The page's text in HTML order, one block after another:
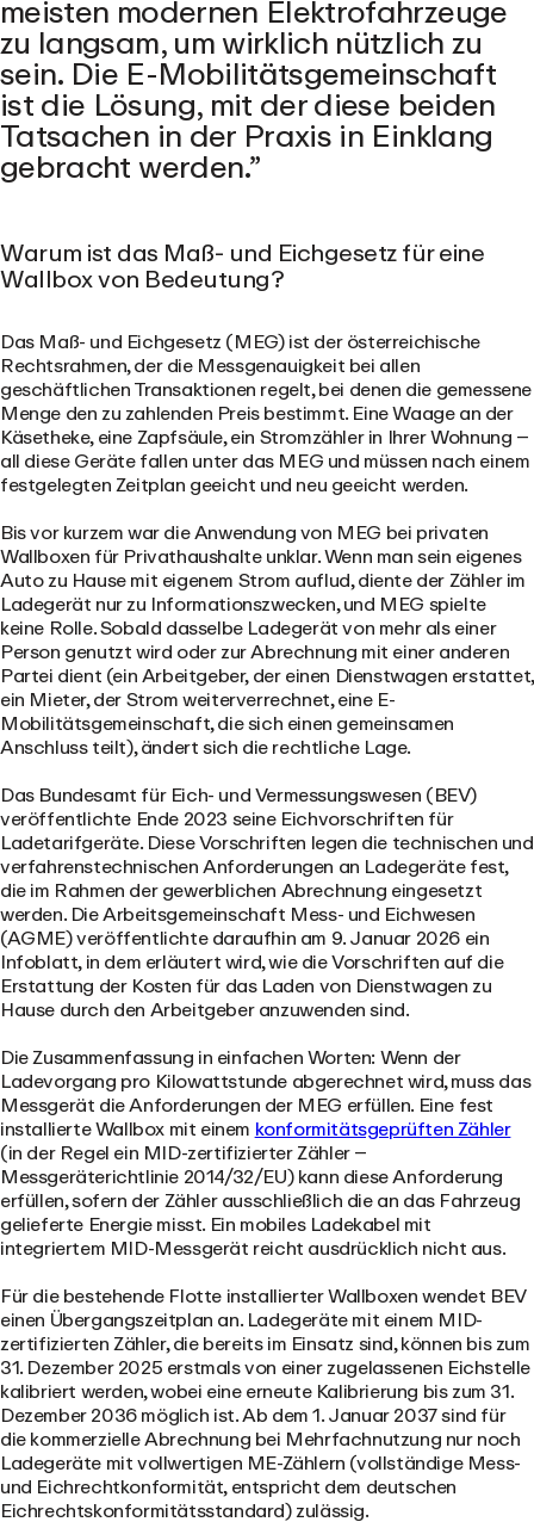
meisten modernen Elektrofahrzeuge
zu langsam, um wirklich nützlich zu
sein. Die E-Mobilitätsgemeinschaft
ist die Lösung, mit der diese beiden
Tatsachen in der Praxis in Einklang
gebracht werden.
Warum ist das Maß- und Eichgesetz für eine
Wallbox von Bedeutung?
Das Maß- und Eichgesetz (MEG) ist der österreichische
Rechtsrahmen, der die Messgenauigkeit bei allen
geschäftlichen Transaktionen regelt, bei denen die gemessene
Menge den zu zahlenden Preis bestimmt. Eine Waage an der
Käsetheke, eine Zapfsäule, ein Stromzähler in Ihrer Wohnung –
all diese Geräte fallen unter das MEG und müssen nach einem
festgelegten Zeitplan geeicht und neu geeicht werden.
Bis vor kurzem war die Anwendung von MEG bei privaten
Wallboxen für Privathaushalte unklar. Wenn man sein eigenes
Auto zu Hause mit eigenem Strom auflud, diente der Zähler im
Ladegerät nur zu Informationszwecken, und MEG spielte
keine Rolle. Sobald dasselbe Ladegerät von mehr als einer
Person genutzt wird oder zur Abrechnung mit einer anderen
Partei dient (ein Arbeitgeber, der einen Dienstwagen erstattet,
ein Mieter, der Strom weiterverrechnet, eine E-
Mobilitätsgemeinschaft, die sich einen gemeinsamen
Anschluss teilt), ändert sich die rechtliche Lage.
Das Bundesamt für Eich- und Vermessungswesen (BEV)
veröffentlichte Ende 2023 seine Eichvorschriften für
Ladetarifgeräte. Diese Vorschriften legen die technischen und
verfahrenstechnischen Anforderungen an Ladegeräte fest,
die im Rahmen der gewerblichen Abrechnung eingesetzt
werden. Die Arbeitsgemeinschaft Mess- und Eichwesen
(AGME) veröffentlichte daraufhin am 9. Januar 2026 ein
Infoblatt, in dem erläutert wird, wie die Vorschriften auf die
Erstattung der Kosten für das Laden von Dienstwagen zu
Hause durch den Arbeitgeber anzuwenden sind.
Die Zusammenfassung in einfachen Worten: Wenn der
Ladevorgang pro Kilowattstunde abgerechnet wird, muss das
Messgerät die Anforderungen der MEG erfüllen. Eine fest
installierte Wallbox mit einemkonformitätsgeprüften Zähler
(in der Regel ein MID-zertifizierter Zähler –
Messgeräterichtlinie 2014/32/EU) kann diese Anforderung
erfüllen, sofern der Zähler ausschließlich die an das Fahrzeug
gelieferte Energie misst. Ein mobiles Ladekabel mit
integriertem MID-Messgerät reicht ausdrücklich nicht aus.
Für die bestehende Flotte installierter Wallboxen wendet BEV
einen Übergangszeitplan an. Ladegeräte mit einem MID-
zertifizierten Zähler, die bereits im Einsatz sind, können bis zum
31. Dezember 2025 erstmals von einer zugelassenen Eichstelle
kalibriert werden, wobei eine erneute Kalibrierung bis zum 31.
Dezember 2036 möglich ist. Abdem 1. Januar 2037sind für
die kommerzielle Abrechnung bei Mehrfachnutzung nur noch
Ladegeräte mit vollwertigen ME-Zählern (vollständige Mess-
und Eichrechtkonformität, entspricht dem deutschen
Eichrechtskonformitätsstandard) zulässig.